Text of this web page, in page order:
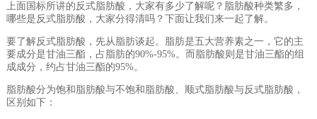
上面国标所讲的反式脂肪酸，大家有多少了解呢？脂肪酸种类繁多，
哪些是反式脂肪酸，大家分得清吗？下面让我们来一起了解。
要了解反式脂肪酸，先从脂肪谈起。脂肪是五大营养素之一，它的主
要成分是甘油三酯，占脂肪的90%-95%。而脂肪酸则是甘油三酯的组
成成分，约占甘油三酯的95%。
脂肪酸分为饱和脂肪酸与不饱和脂肪酸、顺式脂肪酸与反式脂肪酸，
区别如下：